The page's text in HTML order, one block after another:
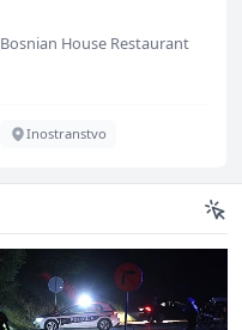
Bosnian House Restaurant
Inostranstvo